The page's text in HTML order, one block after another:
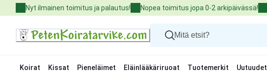
to
Nyt ilmainen toimitus ja palautus! Nopea toimitus jopa 0-2 arkipäivässä!
Koirat Kissat Pieneläimet Eläinlääkäriruoat Tuotemerkit Uutuudet